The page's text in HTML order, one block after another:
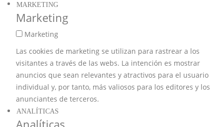
MARKETING
Marketing
Marketing
Las cookies de marketing se utilizan para rastrear a los
visitantes a través de las webs. La intención es mostrar
anuncios que sean relevantes y atractivos para el usuario
individual y, por tanto, más valiosos para los editores y los
anunciantes de terceros.
ANALÍTICAS